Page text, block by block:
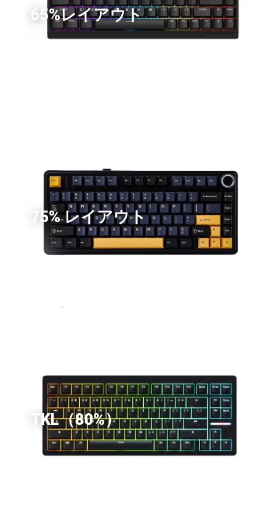
65%レイアウト
75% レイアウト
TKL（80%）